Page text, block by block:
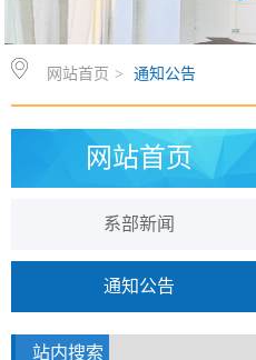
网站首页 > 通知公告
网站首页
系部新闻
通知公告
站内搜索